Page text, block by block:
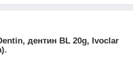
дентин BL 20g, Ivoclar